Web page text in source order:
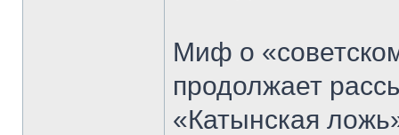
Миф о
продолжает
«Катынская